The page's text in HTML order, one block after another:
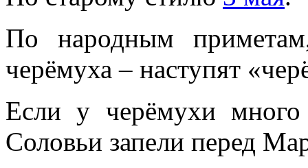
По народным
черёмуха – наступят
Если у черёмухи
Соловьи запели перед